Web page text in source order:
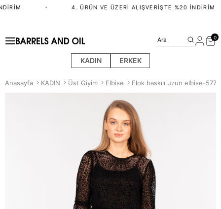
4. ÜRÜN VE ÜZERI ALIŞVERIŞTE %20 İNDIRIM
KADIN ERKEK
Ara 0
Anasayfa KADIN Üst Giyim Elbise Flok baskılı uzun elbise-